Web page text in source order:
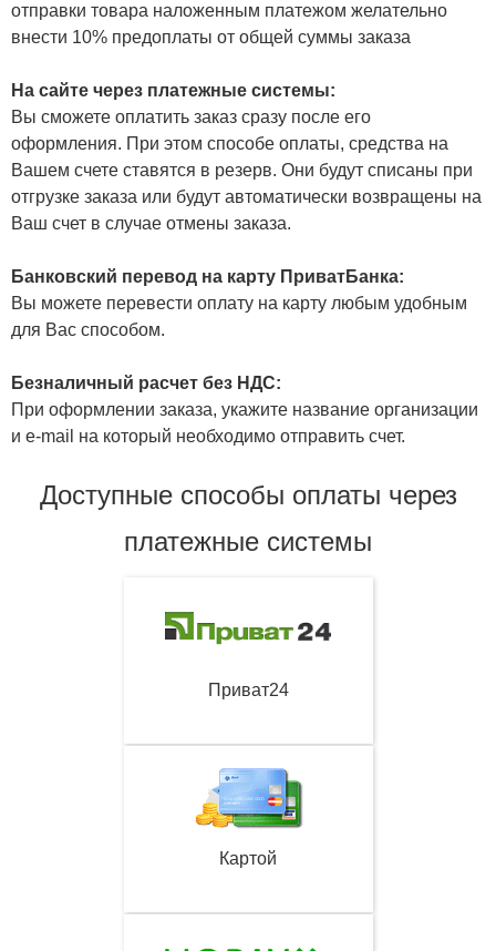
отправки товара наложенным платежом желательно
внести 10% предоплаты от общей суммы заказа
На сайте через платежные системы:
Вы сможете оплатить заказ сразу после его
оформления. При этом способе оплаты, средства на
Вашем счете ставятся в резерв. Они будут списаны при
отгрузке заказа или будут автоматически возвращены на
Ваш счет в случае отмены заказа.
Банковский перевод на карту ПриватБанка:
Вы можете перевести оплату на карту любым удобным
для Вас способом.
Безналичный расчет без НДС:
При оформлении заказа, укажите название организации
и e-mail на который необходимо отправить счет.
Доступные способы оплаты через
платежные системы
Приват24
Картой